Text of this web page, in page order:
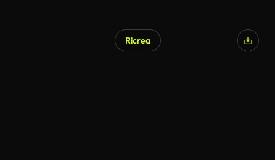
Ricrea